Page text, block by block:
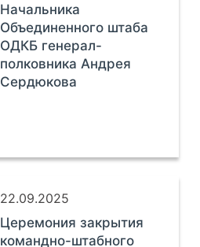
Начальника
Объединенного штаба
ОДКБ генерал-
полковника Андрея
Сердюкова
22.09.2025
Церемония закрытия
командно-штабного